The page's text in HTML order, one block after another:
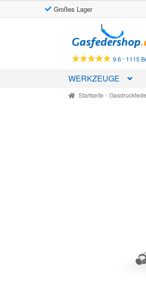
Großes Lager
to
navigation
to
content
9.6 - 1115
WERKZEUGE
Startseite